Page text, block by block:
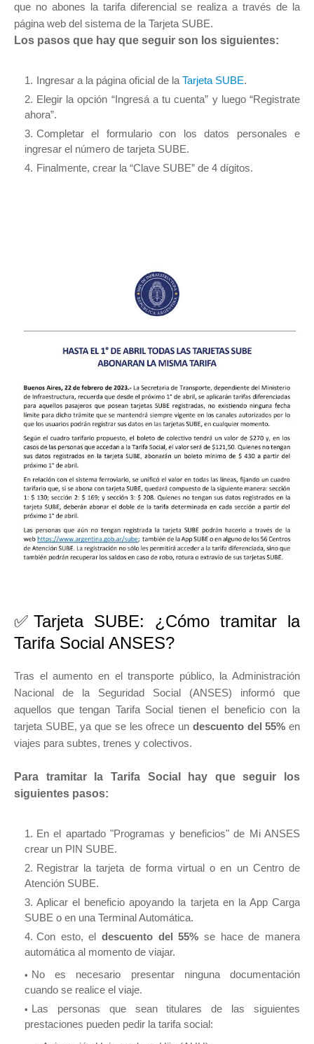
que no abones la tarifa diferencial se realiza a través de la
página web del sistema de la Tarjeta SUBE.
Los pasos que hay que seguir son los siguientes:
Ingresar a la página oficial de la Tarjeta SUBE.
Elegir la opción “Ingresá a tu cuenta” y luego “Registrate
ahora”.
Completar el formulario con los datos personales e
ingresar el número de tarjeta SUBE.
Finalmente, crear la “Clave SUBE” de 4 dígitos.
✅Tarjeta SUBE: ¿Cómo tramitar la
Tarifa Social ANSES?
Tras el aumento en el transporte público, la Administración
Nacional de la Seguridad Social (ANSES) informó que
aquellos que tengan Tarifa Social tienen el beneficio con la
tarjeta SUBE, ya que se les ofrece un descuento del 55% en
viajes para subtes, trenes y colectivos.
Para tramitar la Tarifa Social hay que seguir los
siguientes pasos:
En el apartado "Programas y beneficios" de Mi ANSES
crear un PIN SUBE.
Registrar la tarjeta de forma virtual o en un Centro de
Atención SUBE.
Aplicar el beneficio apoyando la tarjeta en la App Carga
SUBE o en una Terminal Automática.
Con esto, el descuento del 55% se hace de manera
automática al momento de viajar.
No es necesario presentar ninguna documentación
cuando se realice el viaje.
Las personas que sean titulares de las siguientes
prestaciones pueden pedir la tarifa social: